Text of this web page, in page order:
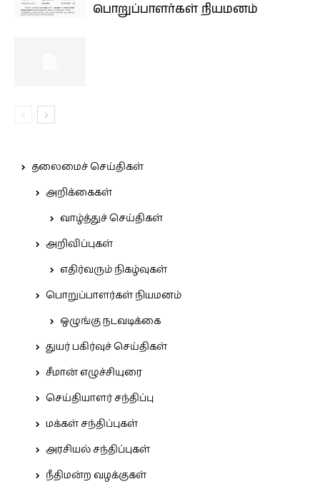
பொறுப்பாளர்கள் நியமனம்
தலைமைச் செய்திகள்
அறிக்கைகள்
வாழ்த்துச் செய்திகள்
அறிவிப்புகள்
எதிர்வரும் நிகழ்வுகள்
பொறுப்பாளர்கள் நியமனம்
ஒழுங்கு நடவடிக்கை
துயர் பகிர்வுச் செய்திகள்
சீமான் எழுச்சியுரை
செய்தியாளர் சந்திப்பு
மக்கள் சந்திப்புகள்
அரசியல் சந்திப்புகள்
நீதிமன்ற வழக்குகள்